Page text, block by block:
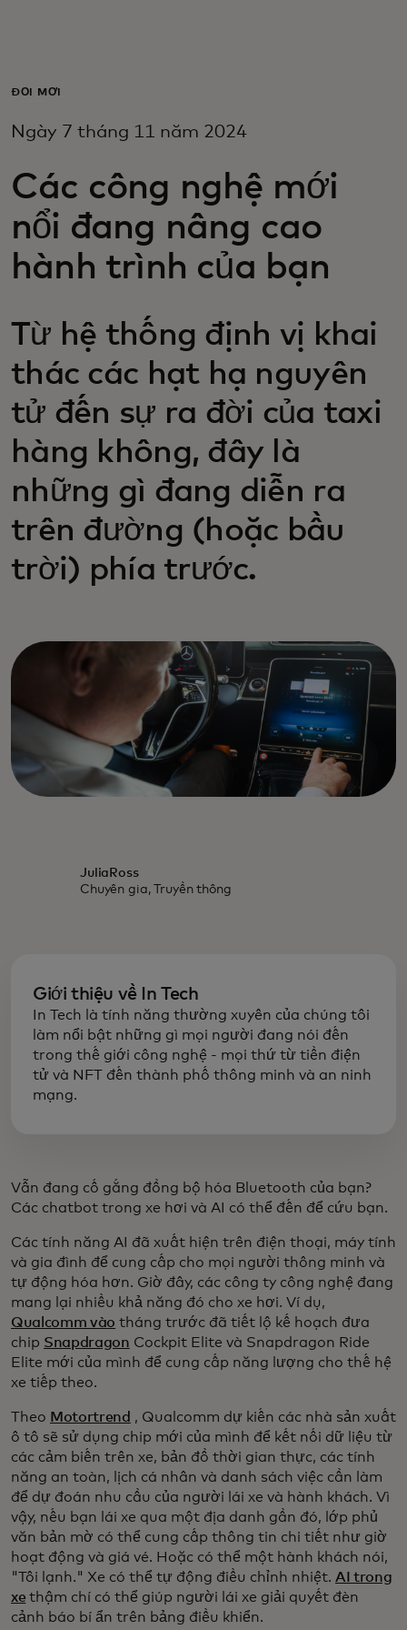
Dành cho doanh nghiệp
Dành cho nhà đổi mới
Tin tức và xu hướng
ĐỔI MỚI
Ngày 7 tháng 11 năm 2024
Các công nghệ mới
nổi đang nâng cao
hành trình của bạn
Từ hệ thống định vị khai
thác các hạt hạ nguyên
tử đến sự ra đời của taxi
hàng không, đây là
những gì đang diễn ra
trên đường (hoặc bầu
trời) phía trước.
JuliaRoss
Chuyên gia, Truyền thông
Giới thiệu về In Tech
In Tech là tính năng thường xuyên của chúng tôi
làm nổi bật những gì mọi người đang nói đến
trong thế giới công nghệ - mọi thứ từ tiền điện
tử và NFT đến thành phố thông minh và an ninh
mạng.
Vẫn đang cố gắng đồng bộ hóa Bluetooth của bạn?
Các chatbot trong xe hơi và AI có thể đến để cứu bạn.
Các tính năng AI đã xuất hiện trên điện thoại, máy tính
và gia đình để cung cấp cho mọi người thông minh và
tự động hóa hơn. Giờ đây, các công ty công nghệ đang
mang lại nhiều khả năng đó cho xe hơi. Ví dụ,
Qualcomm vào tháng trước đã tiết lộ kế hoạch đưa
chip Snapdragon Cockpit Elite và Snapdragon Ride
Elite mới của mình để cung cấp năng lượng cho thế hệ
xe tiếp theo.
Theo Motortrend , Qualcomm dự kiến các nhà sản xuất
ô tô sẽ sử dụng chip mới của mình để kết nối dữ liệu từ
các cảm biến trên xe, bản đồ thời gian thực, các tính
năng an toàn, lịch cá nhân và danh sách việc cần làm
để dự đoán nhu cầu của người lái xe và hành khách. Vì
vậy, nếu bạn lái xe qua một địa danh gần đó, lớp phủ
văn bản mờ có thể cung cấp thông tin chi tiết như giờ
hoạt động và giá vé. Hoặc có thể một hành khách nói,
"Tôi lạnh." Xe có thể tự động điều chỉnh nhiệt. AI trong
xe thậm chí có thể giúp người lái xe giải quyết đèn
cảnh báo bí ẩn trên bảng điều khiển.